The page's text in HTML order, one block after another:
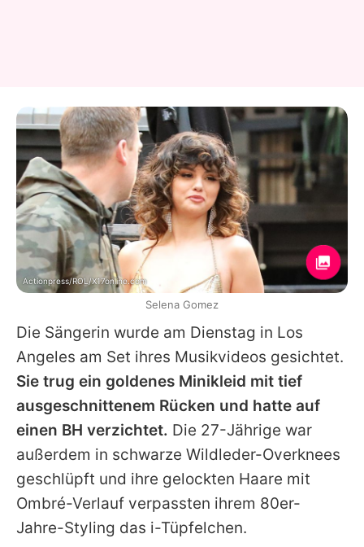
Die Sängerin wurde am Dienstag in Los
Angeles am Set ihres Musikvideos gesichtet.
Sie trug ein goldenes Minikleid mit tief
ausgeschnittenem Rücken und hatte auf
einen BH verzichtet. Die 27-Jährige war
außerdem in schwarze Wildleder-Overknees
geschlüpft und ihre gelockten Haare mit
Ombré-Verlauf verpassten ihrem 80er-
Jahre-Styling das i-Tüpfelchen.
Actionpress/ROL/X17online.com
Selena Gomez